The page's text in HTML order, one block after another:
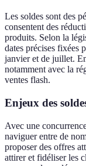
Les soldes sont des
consentent des
produits. Selon la
dates précises fixées
janvier et de juillet.
notamment avec la
ventes flash.
Enjeux des
Avec une
naviguer entre de
proposer des offres
attirer et fidéliser les